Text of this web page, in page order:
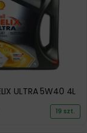
ULTRA 5W40 4L
19 szt.